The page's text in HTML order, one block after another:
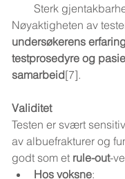
Sterk
Nøyaktigheten av
undersøkerens
testprosedyre og
samarbeid[7].
Validitet
Testen er svært
av albuefrakturer og
godt som et rule-out-
Hos voksne: